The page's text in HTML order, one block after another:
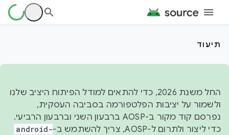
תיעוד
החל משנת 2026, כדי להתאים למודל הפיתוח היציב שלנו
ולשמור על יציבות הפלטפורמה בסביבה העסקית,
נפרסם קוד מקור ב-AOSP ברבעון השני וברבעון הרביעי.
כדי ליצור ולתרום ל-AOSP, צריך להשתמש ב-
android-